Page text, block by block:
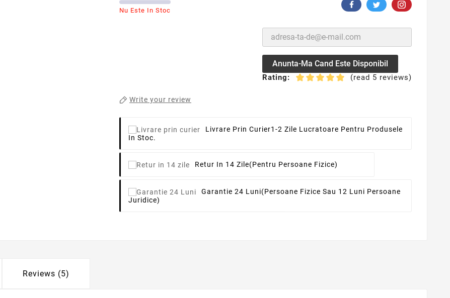
Nu Este In Stoc
Anunta-Ma Cand Este Disponibil
Rating: (read 5 reviews)
Write your review
Livrare Prin Curier1-2 Zile Lucratoare Pentru Produsele
In Stoc.
Retur In 14 Zile(pentru Persoane Fizice)
Garantie 24 Luni(persoane Fizice Sau 12 Luni Persoane
Juridice)
Reviews (5)